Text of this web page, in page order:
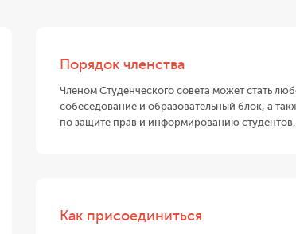
Порядок членства
Членом Студенческого совета может стать
собеседование и образовательный блок, а
по защите прав и информированию студентов.
Как присоединиться